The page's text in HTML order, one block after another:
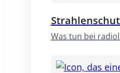
Was tun bei